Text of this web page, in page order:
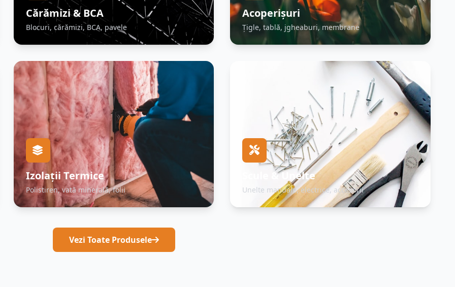
Cărămizi & BCA
Blocuri, cărămizi, BCA, pavele
Acoperișuri
Țigle, tablă, jgheaburi, membrane
Izolații Termice
Polistiren, vată minerală, folii
Scule & Unelte
Unelte manuale, electrice, accesorii
Vezi Toate Produsele